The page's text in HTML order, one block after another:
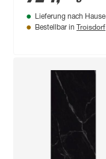
80 x 80 x 185 cm
Lieferung nach Hause
Bestellbar in Troisdorf